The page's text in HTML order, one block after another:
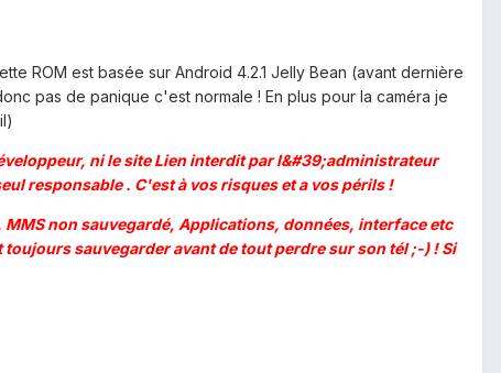
ROM est basée sur Android 4.2.1 Jelly Bean (avant dernière
pas de panique c'est normale ! En plus pour la caméra je
ni le site Lien interdit par l&#39;administrateur
responsable . C'est à vos risques et a vos périls !
non sauvegardé, Applications, données, interface etc
sauvegarder avant de tout perdre sur son tél ;-) ! Si